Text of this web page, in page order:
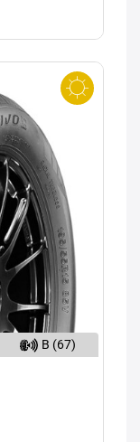
B (67)